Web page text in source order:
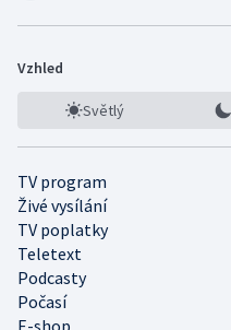
Vzhled
Světlý
TV program
Živé vysílání
TV poplatky
Teletext
Podcasty
Počasí
E-shop